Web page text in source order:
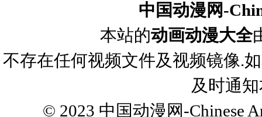
中国动漫网-
本站的动画动漫大全
不存在任何视频文件及视频镜像.
及时通
© 2023 中国动漫网-Chinese